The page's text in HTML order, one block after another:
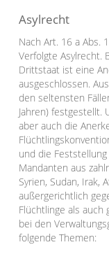
Asylrecht
Nach Art. 16 a Abs.
Verfolgte Asylrecht.
Drittstaat ist eine
ausgeschlossen.
den seltensten
Jahren) festgestellt.
aber auch die
und die
Mandanten aus
Syrien, Sudan, Irak,
außergerichtlich
Flüchtlinge als auch
bei den
folgende Themen: